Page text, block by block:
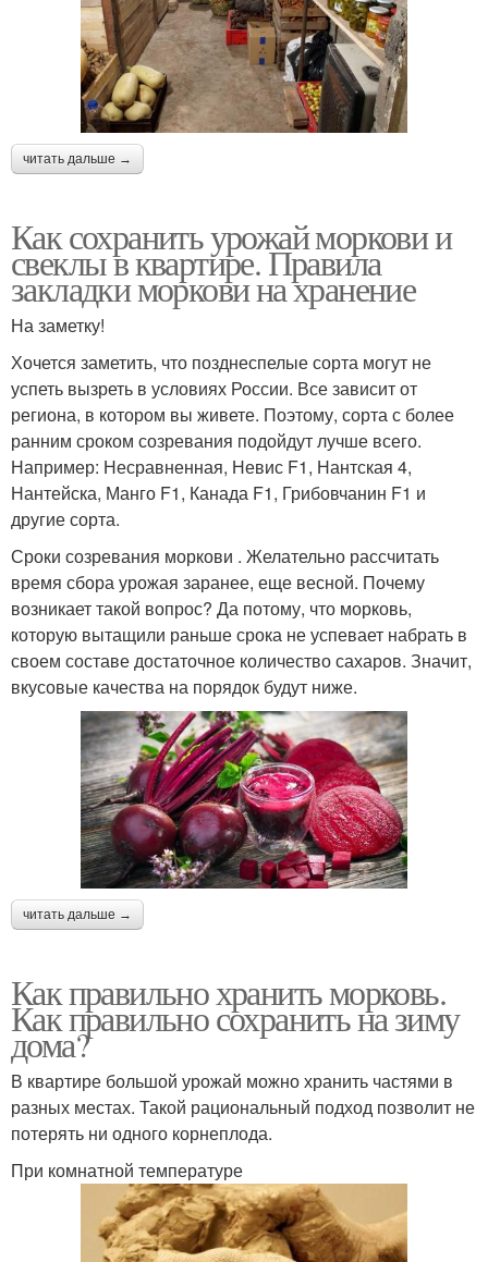
читать дальше →
Как сохранить урожай моркови и
свеклы в квартире. Правила
закладки моркови на хранение
На заметку!
Хочется заметить, что позднеспелые сорта могут не
успеть вызреть в условиях России. Все зависит от
региона, в котором вы живете. Поэтому, сорта с более
ранним сроком созревания подойдут лучше всего.
Например: Несравненная, Невис F1, Нантская 4,
Нантейска, Манго F1, Канада F1, Грибовчанин F1 и
другие сорта.
Сроки созревания моркови . Желательно рассчитать
время сбора урожая заранее, еще весной. Почему
возникает такой вопрос? Да потому, что морковь,
которую вытащили раньше срока не успевает набрать в
своем составе достаточное количество сахаров. Значит,
вкусовые качества на порядок будут ниже.
читать дальше →
Как правильно хранить морковь.
Как правильно сохранить на зиму
дома?
В квартире большой урожай можно хранить частями в
разных местах. Такой рациональный подход позволит не
потерять ни одного корнеплода.
При комнатной температуре